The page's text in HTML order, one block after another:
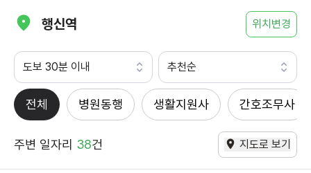
행신역 위치변경
도보 30분 이내 추천순
전체 병원동행 생활지원사 간호조무사
주변 일자리 38건 지도로 보기